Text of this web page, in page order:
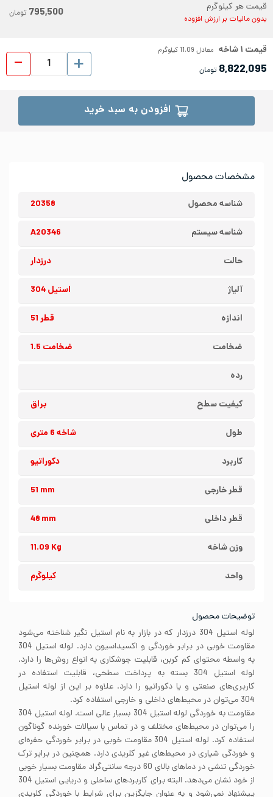
مشخصات محصول
شناسه محصول 20358
شناسه سیستم A20346
حالت درزدار
آلیاژ استیل 304
اندازه قطر 51
ضخامت ضخامت 1.5
رده
کیفیت سطح براق
طول شاخه 6 متری
کاربرد دکوراتیو
قطر خارجی 51 mm
قطر داخلی 48 mm
وزن شاخه 11.09 Kg
واحد کیلوگرم
توضیحات محصول
لوله استیل 304 درزدار که در بازار به نام استیل نگیر شناخته می‌شود
مقاومت خوبی در برابر خوردگی و اکسیداسیون دارد. لوله استیل 304
به واسطه محتوای کم کربن، قابلیت جوشکاری به انواع روش‌ها را دارد.
لوله استیل 304 بسته به پرداخت سطحی، قابلیت استفاده در
کاربری‌های صنعتی و یا دکوراتیو را دارد. علاوه بر این از لوله استیل
304 می‌توان در محیط‌های داخلی و خارجی استفاده کرد.
مقاومت به خوردگی لوله استیل 304 بسیار عالی است. لوله استیل 304
را می‌توان در محیط‌های مختلف و در تماس با سیالات خورنده گوناگون
استفاده کرد. لوله استیل 304 مقاومت خوبی در برابر خوردگی حفره‌ای
و خوردگی شیاری در محیط‌های غیر کلریدی دارد. همچنین در برابر ترک
خوردگی تنشی در دماهای بالای 60 درجه سانتی‌گراد مقاومت بسیار خوبی
از خود نشان می‌دهد. البته برای کاربردهای ساحلی و دریایی استیل 304
پیشنهاد نمی‌شود و به عنوان جایگزین برای شرایط با خوردگی کلریدی
قیمت هر کیلوگرم
بدون مالیات بر ارزش افزوده 795,500 تومان
قیمت ۱شاخه معادل 11.09 کیلوگرم
8,822,095 تومان
افزودن به سبد خرید